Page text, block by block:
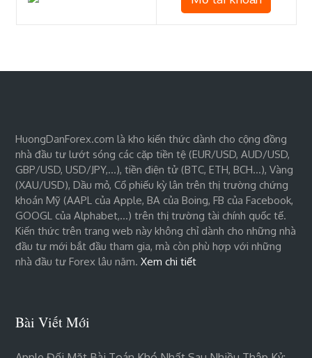
HuongDanForex.com là kho kiến thức dành cho cộng đồng
nhà đầu tư lướt sóng các cặp tiền tệ (EUR/USD, AUD/USD,
GBP/USD, USD/JPY,…), tiền điện tử (BTC, ETH, BCH…), Vàng
(XAU/USD), Dầu mỏ, Cổ phiếu kỳ lân trên thị trường chứng
khoán Mỹ (AAPL của Apple, BA của Boing, FB của Facebook,
GOOGL của Alphabet,…) trên thị trường tài chính quốc tế.
Kiến thức trên trang web này không chỉ dành cho những nhà
đầu tư mới bắt đầu tham gia, mà còn phù hợp với những
nhà đầu tư Forex lâu năm.Xem chi tiết
Bài Viết Mới